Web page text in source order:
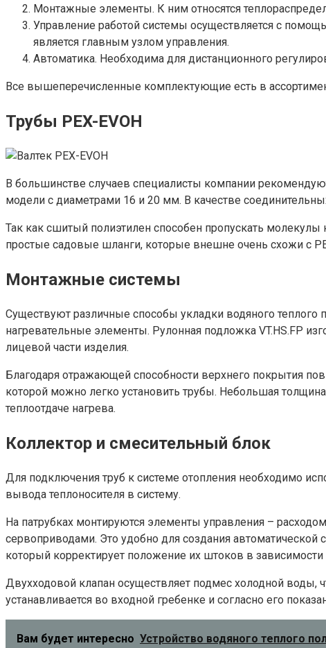
Монтажные элементы. К ним относятся
Управление работой системы осуществляется с
является главным узлом управления.
Автоматика. Необходима для дистанционного
Все вышеперечисленные комплектующие есть в
Трубы PEX-EVOH
В большинстве случаев специалисты компании
модели с диаметрами 16 и 20 мм. В качестве
Так как сшитый полиэтилен способен пропускать
простые садовые шланги, которые внешне очень схожи с
Монтажные системы
Существуют различные способы укладки водяного теплого
нагревательные элементы. Рулонная подложка VT.HS.FP
лицевой части изделия.
Благодаря отражающей способности верхнего покрытия
которой можно легко установить трубы. Небольшая
теплоотдаче нагрева.
Коллектор и смесительный блок
Для подключения труб к системе отопления необходимо
вывода теплоносителя в систему.
На патрубках монтируются элементы управления –
сервоприводами. Это удобно для создания
который корректирует положение их штоков в
Двухходовой клапан осуществляет подмес холодной
устанавливается во входной гребенке и согласно его
Вам будет интересно Устройство водяного теплого